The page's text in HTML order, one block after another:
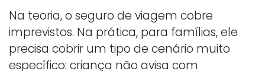
Na teoria, o seguro de viagem cobre
imprevistos. Na prática, para famílias, ele
precisa cobrir um tipo de cenário muito
específico: criança não avisa com